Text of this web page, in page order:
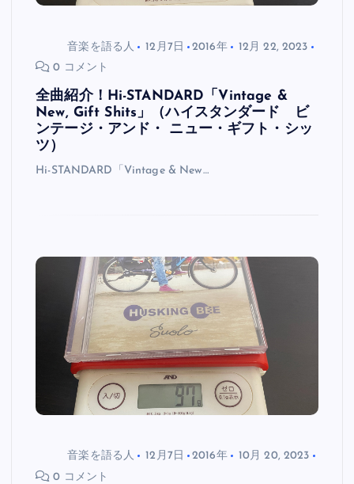
音楽を語る人 12月7日 2016年
12月 22, 2023
0 コメント
全曲紹介！Hi-STANDARD「Vintage &
New, Gift Shits」（ハイスタンダード ビ
ンテージ・アンド・ ニュー・ギフト・シッ
ツ）
Hi-STANDARD「Vintage & New…
音楽を語る人 12月7日 2016年
10月 20, 2023
0 コメント